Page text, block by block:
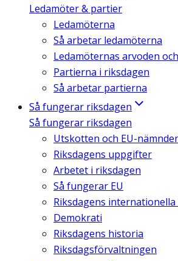
Ledamöter & partier
Ledamöterna
Så arbetar ledamöterna
Ledamöternas arvoden
Partierna i riksdagen
Så arbetar partierna
Så fungerar riksdagen
Så fungerar riksdagen
Utskotten och EU-
Riksdagens uppgifter
Arbetet i riksdagen
Så fungerar EU
Riksdagens
Demokrati
Riksdagens historia
Riksdagsförvaltningen